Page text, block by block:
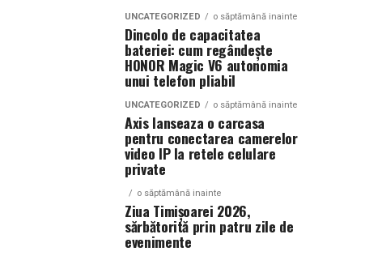
UNCATEGORIZED o săptămână inainte
Dincolo de capacitatea
bateriei: cum regândește
HONOR Magic V6 autonomia
unui telefon pliabil
UNCATEGORIZED o săptămână inainte
Axis lanseaza o carcasa
pentru conectarea camerelor
video IP la retele celulare
private
o săptămână inainte
Ziua Timișoarei 2026,
sărbătorită prin patru zile de
evenimente